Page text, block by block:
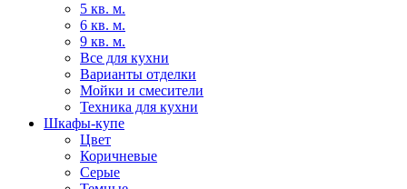
5 кв. м.
6 кв. м.
9 кв. м.
Все для кухни
Варианты отделки
Мойки и смесители
Техника для кухни
Шкафы-купе
Цвет
Коричневые
Серые